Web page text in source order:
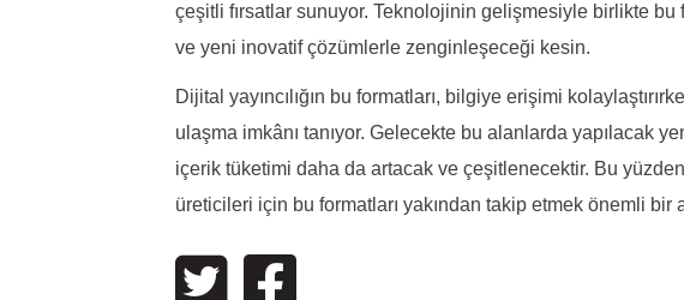
çeşitli fırsatlar sunuyor. Teknolojinin gelişmesiyle birlikte bu
ve yeni inovatif çözümlerle zenginleşeceği kesin.
Dijital yayıncılığın bu formatları, bilgiye erişimi
ulaşma imkânı tanıyor. Gelecekte bu alanlarda yapılacak
içerik tüketimi daha da artacak ve çeşitlenecektir. Bu
üreticileri için bu formatları yakından takip etmek önemli bir